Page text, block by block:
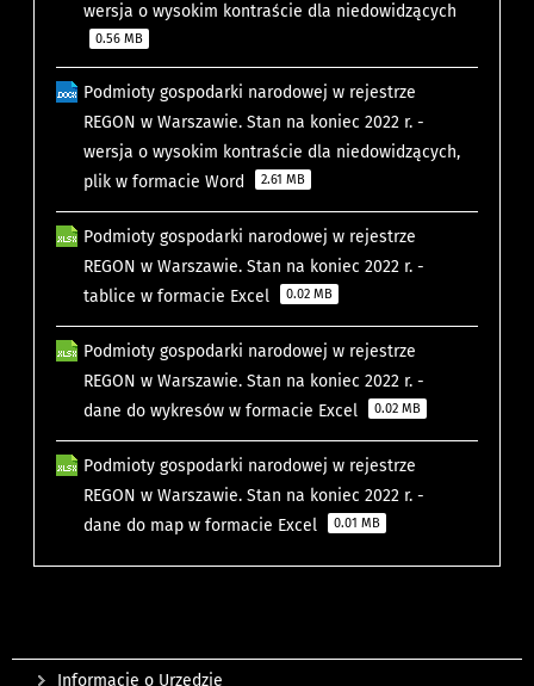
wersja o wysokim kontraście dla niedowidzących
0.56 MB
Podmioty gospodarki narodowej w rejestrze
REGON w Warszawie. Stan na koniec 2022 r. -
wersja o wysokim kontraście dla niedowidzących,
plik w formacie Word
2.61 MB
Podmioty gospodarki narodowej w rejestrze
REGON w Warszawie. Stan na koniec 2022 r. -
tablice w formacie Excel
0.02 MB
Podmioty gospodarki narodowej w rejestrze
REGON w Warszawie. Stan na koniec 2022 r. -
dane do wykresów w formacie Excel
0.02 MB
Podmioty gospodarki narodowej w rejestrze
REGON w Warszawie. Stan na koniec 2022 r. -
dane do map w formacie Excel
0.01 MB
Informacje o Urzędzie